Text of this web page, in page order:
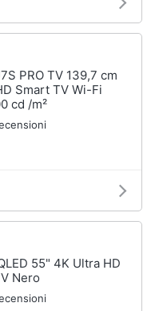
PRO TV 139,7 cm
Smart TV Wi-Fi
cd /m²
55" 4K Ultra HD
Nero